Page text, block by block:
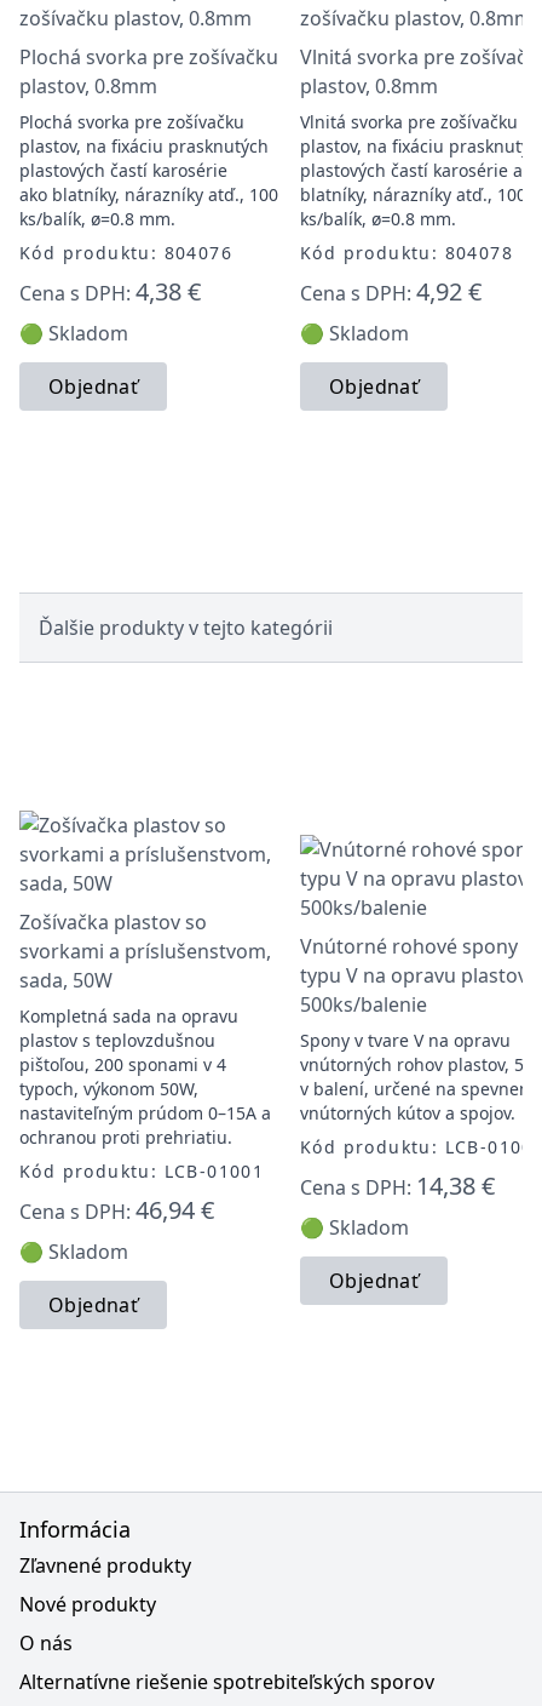
Plochá svorka pre zošívačku
plastov, 0.8mm
Plochá svorka pre zošívačku
plastov, na fixáciu prasknutých
plastových častí karosérie
ako blatníky, nárazníky atď., 100
ks/balík, ø=0.8 mm.
Kód produktu: 804076
Cena s DPH: 4,38 €
🟢 Skladom
Objednať
Vlnitá svorka pre
plastov, 0.8mm
Vlnitá svorka pre zošívačku
plastov, na fixáciu
plastových častí karosérie ako
blatníky, nárazníky atď., 100
ks/balík, ø=0.8 mm.
Kód produktu: 804078
Cena s DPH: 4,92 €
🟢 Skladom
Objednať
Ďalšie produkty v tejto kategórii
Zošívačka plastov so
svorkami a príslušenstvom,
sada, 50W
Kompletná sada na opravu
plastov s teplovzdušnou
pištoľou, 200 sponami v 4
typoch, výkonom 50W,
nastaviteľným prúdom 0–15A a
ochranou proti prehriatiu.
Kód produktu: LCB-01001
Cena s DPH: 46,94 €
🟢 Skladom
Objednať
Vnútorné rohové spony
typu V na opravu plastov,
500ks/balenie
Spony v tvare V na opravu
vnútorných rohov plastov,
v balení, určené na
vnútorných kútov a spojov.
Kód produktu: LCB-
Cena s DPH: 14,38 €
🟢 Skladom
Objednať
Informácia
Zľavnené produkty
Nové produkty
O nás
Alternatívne riešenie spotrebiteľských sporov